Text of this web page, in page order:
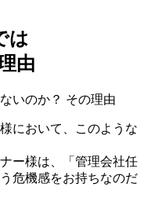
は
由
において、このような
ー様は、「管理会社任
危機感をお持ちなのだ